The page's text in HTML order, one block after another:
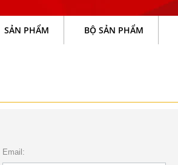
SẢN PHẨM BỘ SẢN PHẨM
Email: